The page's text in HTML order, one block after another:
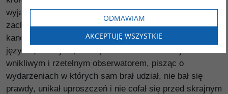
wyjątkowe. Oto po raz pierwszy w dziejach literatury
zachodniej osoba świecka napisała dzieje
kanonizowanego monarchy, czyniąc to w dodatku w
języku „ludowym”, a nie po łacinie. Joinville był
wnikliwym i rzetelnym obserwatorem, pisząc o
wydarzeniach w których sam brał udział, nie bał się
prawdy, unikał uproszczeń i nie cofał się przed skrajnym
ODMAWIAM
AKCEPTUJĘ WSZYSTKIE